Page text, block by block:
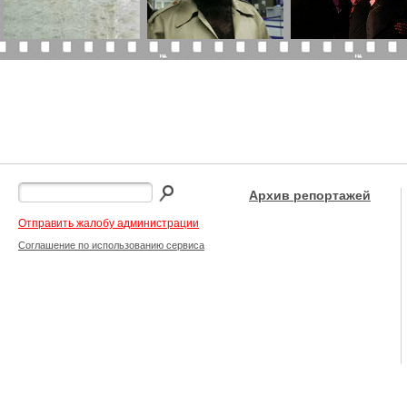
Отправить жалобу администрации
Соглашение по использованию сервиса
Архив репортажей